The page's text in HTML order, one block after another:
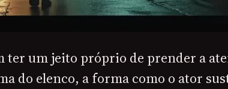
ter um jeito próprio de prender a
do elenco, a forma como o ator